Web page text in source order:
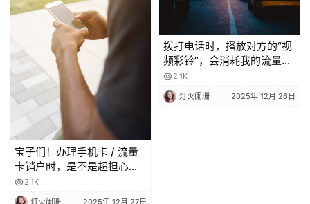
宝子们！办理手机卡 / 流量
卡销户时，是不是超担心当
月月租白扣？😫 今天整理了
超全科普，看完再也不怕被
2.1K
灯火阑珊 2025年 12月 27日
拨打电话时，播放对方的“视
频彩铃”，会消耗我的流量
吗？
2.1K
灯火阑珊 2025年 12月 26日